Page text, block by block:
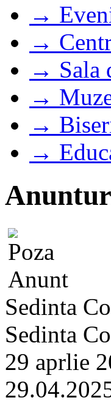
→
→
→ Sala
→
→
→
Sedinta
Sedinta
29 aprlie